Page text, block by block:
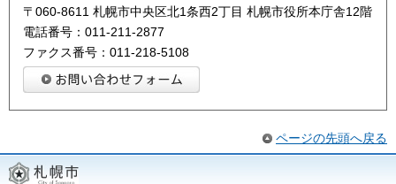
〒060-8611 札幌市中央区北1条西2丁目 札幌市役所本庁舎12階
電話番号：011-211-2877
ファクス番号：011-218-5108
ページの先頭へ戻る